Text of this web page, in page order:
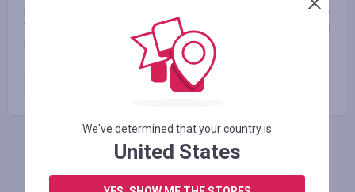
високою пігментацією та легкістю в нанесенні, що робить
їх ідеальним вибором для щоденного або вечірнього
макіяжу.
Оплачене замовлення
АВТОРИЗУЙТЕСЬ, ЩОБ ЗАЛИШИТИ ВІДГУК
We've determined that your country is
United States